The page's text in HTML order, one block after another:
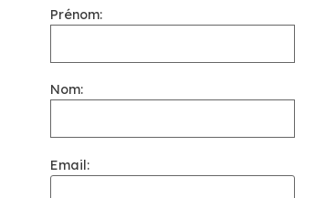
Prénom:
Nom:
Email: